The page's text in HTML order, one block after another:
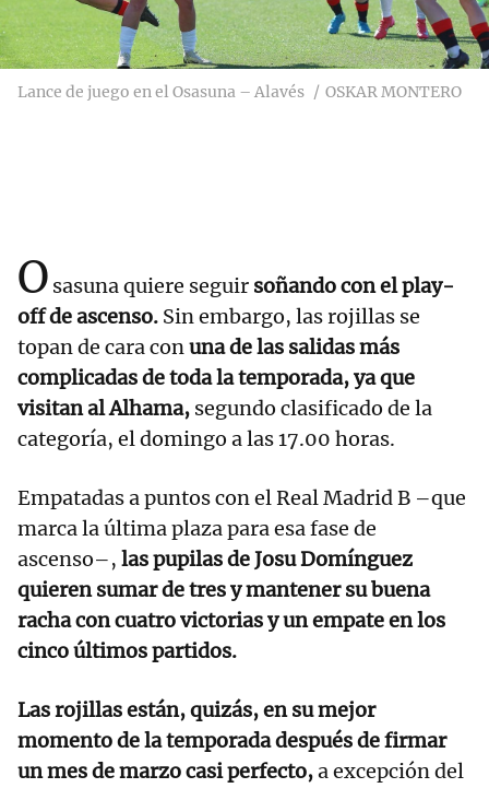
Lance de juego en el Osasuna – Alavés OSKAR MONTERO
O sasuna quiere seguir soñando con el play-
off de ascenso. Sin embargo, las rojillas se
topan de cara conuna de las salidas más
complicadas de toda la temporada, ya que
visitan al Alhama, segundo clasificado de la
categoría, el domingo a las 17.00 horas.
Empatadas a puntos con el Real Madrid B –que
marca la última plaza para esa fase de
ascenso–, las pupilas de Josu Domínguez
quieren sumar de tres y mantener su buena
racha con cuatro victorias y un empate en los
cinco últimos partidos.
Las rojillas están, quizás, en su mejor
momento de la temporada después de firmar
un mes de marzo casi perfecto,a excepción del